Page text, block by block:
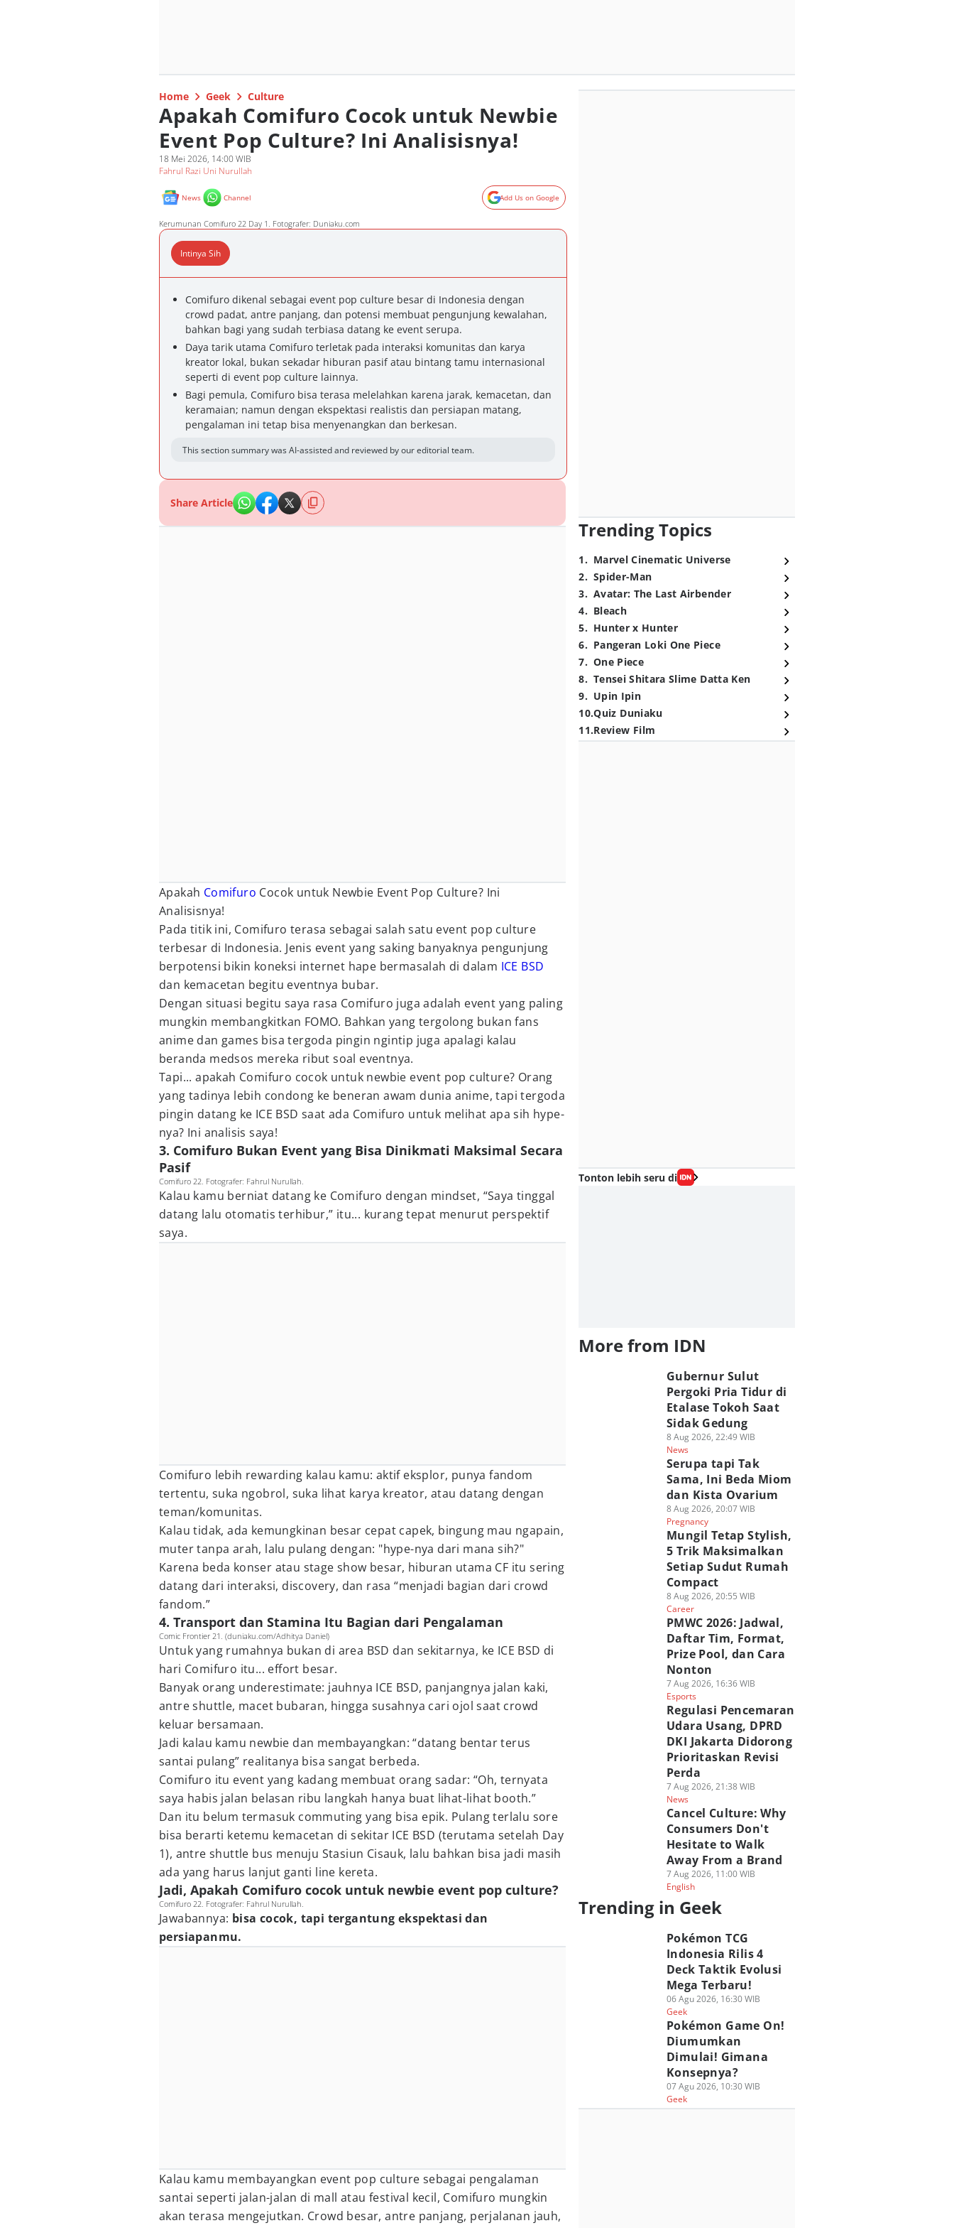
Home Geek Culture
Apakah Comifuro Cocok untuk Newbie
Event Pop Culture? Ini Analisisnya!
18 Mei 2026, 14:00 WIB
Fahrul Razi Uni Nurullah
News Channel Add Us on Google
Kerumunan Comifuro 22 Day 1. Fotografer: Duniaku.com
Intinya Sih
Comifuro dikenal sebagai event pop culture besar di Indonesia dengan
crowd padat, antre panjang, dan potensi membuat pengunjung kewalahan,
bahkan bagi yang sudah terbiasa datang ke event serupa.
Daya tarik utama Comifuro terletak pada interaksi komunitas dan karya
kreator lokal, bukan sekadar hiburan pasif atau bintang tamu internasional
seperti di event pop culture lainnya.
Bagi pemula, Comifuro bisa terasa melelahkan karena jarak, kemacetan, dan
keramaian; namun dengan ekspektasi realistis dan persiapan matang,
pengalaman ini tetap bisa menyenangkan dan berkesan.
This section summary was AI-assisted and reviewed by our editorial team.
Share Article
Apakah Comifuro Cocok untuk Newbie Event Pop Culture? Ini
Analisisnya!
Pada titik ini, Comifuro terasa sebagai salah satu event pop culture
terbesar di Indonesia. Jenis event yang saking banyaknya pengunjung
berpotensi bikin koneksi internet hape bermasalah di dalam ICE BSD
dan kemacetan begitu eventnya bubar.
Dengan situasi begitu saya rasa Comifuro juga adalah event yang paling
mungkin membangkitkan FOMO. Bahkan yang tergolong bukan fans
anime dan games bisa tergoda pingin ngintip juga apalagi kalau
beranda medsos mereka ribut soal eventnya.
Tapi... apakah Comifuro cocok untuk newbie event pop culture? Orang
yang tadinya lebih condong ke beneran awam dunia anime, tapi tergoda
pingin datang ke ICE BSD saat ada Comifuro untuk melihat apa sih hype-
nya? Ini analisis saya!
3. Comifuro Bukan Event yang Bisa Dinikmati Maksimal Secara
Pasif
Comifuro 22. Fotografer: Fahrul Nurullah.
Kalau kamu berniat datang ke Comifuro dengan mindset, “Saya tinggal
datang lalu otomatis terhibur,” itu... kurang tepat menurut perspektif
saya.
Comifuro lebih rewarding kalau kamu: aktif eksplor, punya fandom
tertentu, suka ngobrol, suka lihat karya kreator, atau datang dengan
teman/komunitas.
Kalau tidak, ada kemungkinan besar cepat capek, bingung mau ngapain,
muter tanpa arah, lalu pulang dengan: "hype-nya dari mana sih?"
Karena beda konser atau stage show besar, hiburan utama CF itu sering
datang dari interaksi, discovery, dan rasa “menjadi bagian dari crowd
fandom.”
4. Transport dan Stamina Itu Bagian dari Pengalaman
Comic Frontier 21. (duniaku.com/Adhitya Daniel)
Untuk yang rumahnya bukan di area BSD dan sekitarnya, ke ICE BSD di
hari Comifuro itu... effort besar.
Banyak orang underestimate: jauhnya ICE BSD, panjangnya jalan kaki,
antre shuttle, macet bubaran, hingga susahnya cari ojol saat crowd
keluar bersamaan.
Jadi kalau kamu newbie dan membayangkan: “datang bentar terus
santai pulang” realitanya bisa sangat berbeda.
Comifuro itu event yang kadang membuat orang sadar: “Oh, ternyata
saya habis jalan belasan ribu langkah hanya buat lihat-lihat booth.”
Dan itu belum termasuk commuting yang bisa epik. Pulang terlalu sore
bisa berarti ketemu kemacetan di sekitar ICE BSD (terutama setelah Day
1), antre shuttle bus menuju Stasiun Cisauk, lalu bahkan bisa jadi masih
ada yang harus lanjut ganti line kereta.
Jadi, Apakah Comifuro cocok untuk newbie event pop culture?
Comifuro 22. Fotografer: Fahrul Nurullah.
Jawabannya: bisa cocok, tapi tergantung ekspektasi dan
persiapanmu.
Kalau kamu membayangkan event pop culture sebagai pengalaman
santai seperti jalan-jalan di mall atau festival kecil, Comifuro mungkin
akan terasa mengejutkan. Crowd besar, antre panjang, perjalanan jauh,
Trending Topics
1. Marvel Cinematic Universe
2. Spider-Man
3. Avatar: The Last Airbender
4. Bleach
5. Hunter x Hunter
6. Pangeran Loki One Piece
7. One Piece
8. Tensei Shitara Slime Datta Ken
9. Upin Ipin
10.Quiz Duniaku
11.Review Film
Tonton lebih seru di
More from IDN
Gubernur Sulut
Pergoki Pria Tidur di
Etalase Tokoh Saat
Sidak Gedung
8 Aug 2026, 22:49 WIB
News
Serupa tapi Tak
Sama, Ini Beda Miom
dan Kista Ovarium
8 Aug 2026, 20:07 WIB
Pregnancy
Mungil Tetap Stylish,
5 Trik Maksimalkan
Setiap Sudut Rumah
Compact
8 Aug 2026, 20:55 WIB
Career
PMWC 2026: Jadwal,
Daftar Tim, Format,
Prize Pool, dan Cara
Nonton
7 Aug 2026, 16:36 WIB
Esports
Regulasi Pencemaran
Udara Usang, DPRD
DKI Jakarta Didorong
Prioritaskan Revisi
Perda
7 Aug 2026, 21:38 WIB
News
Cancel Culture: Why
Consumers Don't
Hesitate to Walk
Away From a Brand
7 Aug 2026, 11:00 WIB
English
Trending in Geek
Pokémon TCG
Indonesia Rilis 4
Deck Taktik Evolusi
Mega Terbaru!
06 Agu 2026, 16:30 WIB
Geek
Pokémon Game On!
Diumumkan
Dimulai! Gimana
Konsepnya?
07 Agu 2026, 10:30 WIB
Geek